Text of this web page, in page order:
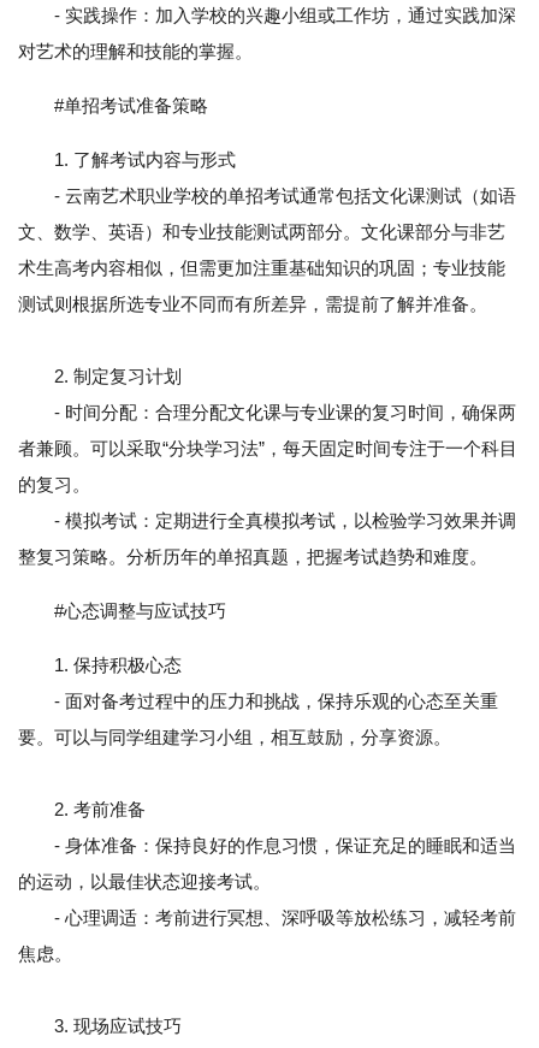
- 实践操作：加入学校的兴趣小组或工作坊，通过实践加深
对艺术的理解和技能的掌握。
#单招考试准备策略
1. 了解考试内容与形式
- 云南艺术职业学校的单招考试通常包括文化课测试（如语
文、数学、英语）和专业技能测试两部分。文化课部分与非艺
术生高考内容相似，但需更加注重基础知识的巩固；专业技能
测试则根据所选专业不同而有所差异，需提前了解并准备。
2. 制定复习计划
- 时间分配：合理分配文化课与专业课的复习时间，确保两
者兼顾。可以采取“分块学习法”，每天固定时间专注于一个科目
的复习。
- 模拟考试：定期进行全真模拟考试，以检验学习效果并调
整复习策略。分析历年的单招真题，把握考试趋势和难度。
#心态调整与应试技巧
1. 保持积极心态
- 面对备考过程中的压力和挑战，保持乐观的心态至关重
要。可以与同学组建学习小组，相互鼓励，分享资源。
2. 考前准备
- 身体准备：保持良好的作息习惯，保证充足的睡眠和适当
的运动，以最佳状态迎接考试。
- 心理调适：考前进行冥想、深呼吸等放松练习，减轻考前
焦虑。
3. 现场应试技巧